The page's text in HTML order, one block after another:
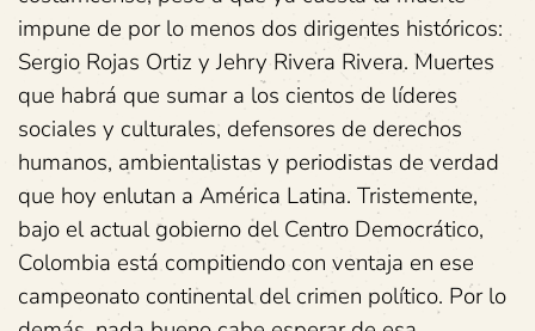
impune de por lo menos dos dirigentes históricos:
Sergio Rojas Ortiz y Jehry Rivera Rivera. Muertes
que habrá que sumar a los cientos de líderes
sociales y culturales, defensores de derechos
humanos, ambientalistas y periodistas de verdad
que hoy enlutan a América Latina. Tristemente,
bajo el actual gobierno del Centro Democrático,
Colombia está compitiendo con ventaja en ese
campeonato continental del crimen político. Por lo